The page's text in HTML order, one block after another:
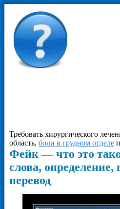
Требовать хирургического
область, боли в грудном отделе
Фейк — что это
слова, определение,
перевод